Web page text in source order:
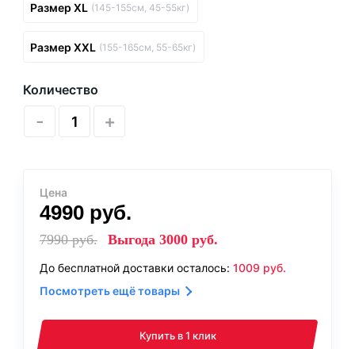
Размер XL (145-155см, 45-55кг)
Размер XXL (155-165см, 55-65кг)
Количество
- +
Цена
4990 руб.
7990руб. Выгода 3000 руб.
До бесплатной доставки осталось: 1009 руб.
Посмотреть ещё товары
Купить в 1 клик